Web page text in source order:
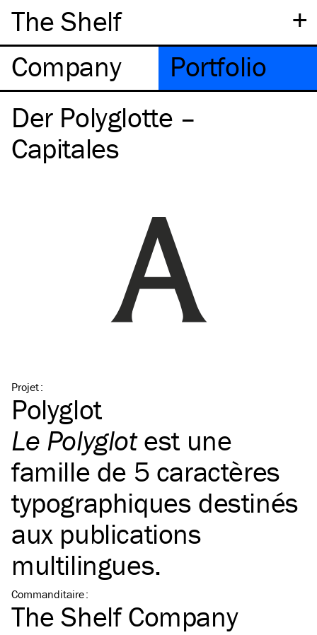
+
The Shelf
Company
Portfolio
Der Polyglotte –
Capitales
Projet:
Polyglot
Le Polyglotest une
famille de 5 caractères
typographiques destinés
aux publications
multilingues.
Commanditaire:
The Shelf Company